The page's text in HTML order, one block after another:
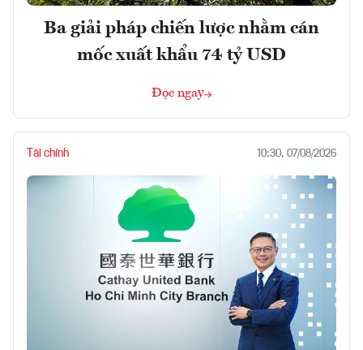
Ba giải pháp chiến lược nhằm cán
mốc xuất khẩu 74 tỷ USD
Đọc ngay
Tài chính 10:30, 07/08/2026